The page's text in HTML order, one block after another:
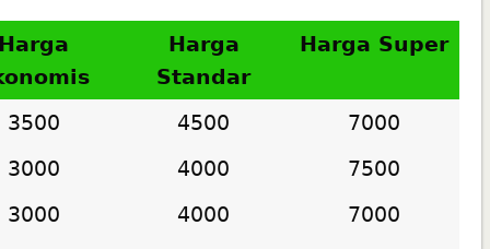
Harga
Standar
Harga Super
3500 4500
7000
3000
4000
7500
3000
4000
7000